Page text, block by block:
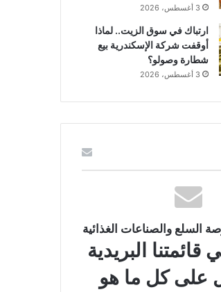
3 أغسطس، 2026
ارتباك في سوق الزيت.. لماذا
أوقفت شركة الإسكندرية بيع
شطارة وصولو؟
3 أغسطس، 2026
السلع والصناعات الغذائية
البريدية
على كل ما هو